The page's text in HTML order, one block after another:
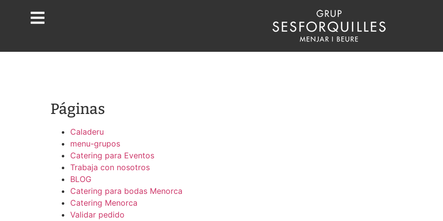
Páginas
Caladeru
menu-grupos
Catering para Eventos
Trabaja con nosotros
BLOG
Catering para bodas Menorca
Catering Menorca
Validar pedido